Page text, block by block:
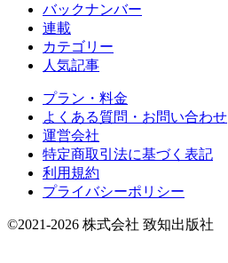
バックナンバー
連載
カテゴリー
人気記事
プラン・料金
よくある質問・お問い合わせ
運営会社
特定商取引法に基づく表記
利用規約
プライバシーポリシー
©2021-2026 株式会社 致知出版社